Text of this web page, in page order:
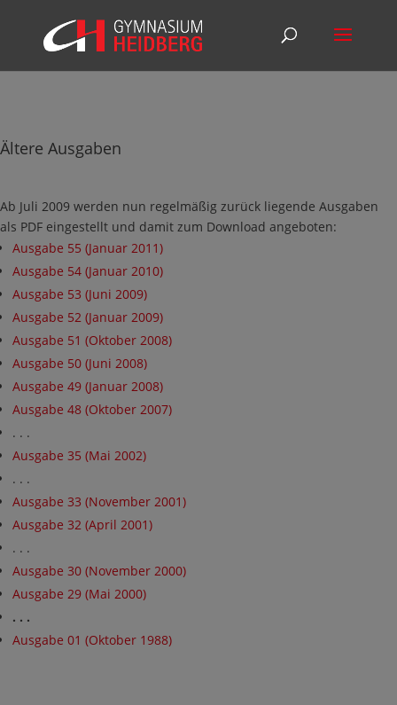
Ältere Ausgaben
Ab Juli 2009 werden nun regelmäßig zurück liegende Ausgaben
als PDF eingestellt und damit zum Download angeboten:
Ausgabe 55 (Januar 2011)
Ausgabe 54 (Januar 2010)
Ausgabe 53 (Juni 2009)
Ausgabe 52 (Januar 2009)
Ausgabe 51 (Oktober 2008)
Ausgabe 50 (Juni 2008)
Ausgabe 49 (Januar 2008)
Ausgabe 48 (Oktober 2007)
. . .
Ausgabe 35 (Mai 2002)
. . .
Ausgabe 33 (November 2001)
Ausgabe 32 (April 2001)
. . .
Ausgabe 30 (November 2000)
Ausgabe 29 (Mai 2000)
. . .
Ausgabe 01 (Oktober 1988)